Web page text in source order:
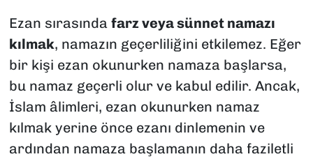
Ezan sırasında farz veya sünnet namazı
kılmak, namazın geçerliliğini etkilemez. Eğer
bir kişi ezan okunurken namaza başlarsa,
bu namaz geçerli olur ve kabul edilir. Ancak,
İslam âlimleri, ezan okunurken namaz
kılmak yerine önce ezanı dinlemenin ve
ardından namaza başlamanın daha faziletli